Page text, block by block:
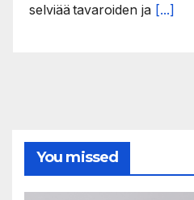
selviää tavaroiden ja [...]
You missed